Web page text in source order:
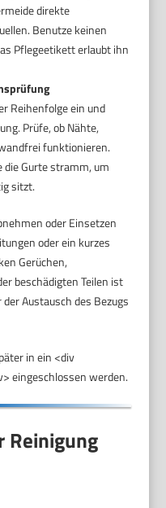
direkte
Benutze keinen
Pflegeetikett erlaubt ihn
Reihenfolge ein und
Prüfe, ob Nähte,
funktionieren.
die Gurte stramm, um
sitzt.
oder Einsetzen
oder ein kurzes
Gerüchen,
beschädigten Teilen ist
Austausch des Bezugs
in ein <div
eingeschlossen werden.
Reinigung